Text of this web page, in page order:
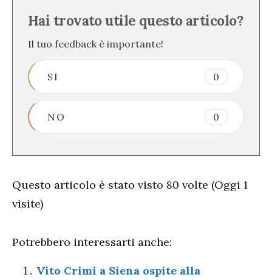
Hai trovato utile questo articolo?
Il tuo feedback è importante!
SI 0
NO 0
Questo articolo è stato visto 80 volte (Oggi 1
visite)
Potrebbero interessarti anche:
Vito Crimi a Siena ospite alla